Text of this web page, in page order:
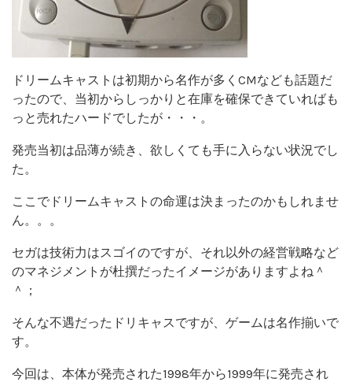
ドリームキャストは初期から名作が多くCMなども話題だ
ったので、当初からしっかりと在庫を確保できていればも
っと売れたハードでしたが・・・。
発売当初は品薄が続き、欲しくても手に入らない状況でし
た。
ここでドリームキャストの命運は決まったのかもしれませ
ん。。。
セガは技術力はスゴイのですが、それ以外の経営戦略など
のマネジメントが杜撰だったイメージがありますよね＾
＾；
そんな不遇だったドリキャスですが、ゲームは名作揃いで
す。
今回は、本体が発売された1998年から1999年に発売され